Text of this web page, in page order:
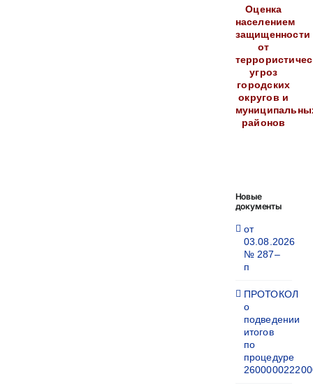
Оценка
населением
защищенности
от
угроз
городских
округов и
районов
Новые
документы
от
03.08.2026
№ 287–
п
ПРОТОКОЛ
о
подведении
итогов
по
процедуре